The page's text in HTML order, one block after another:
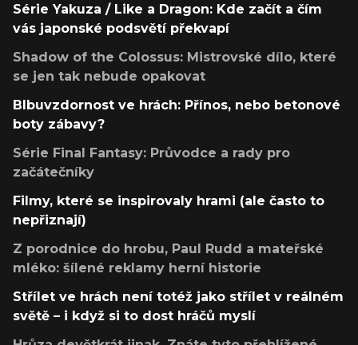
Série Yakuza / Like a Dragon: Kde začít a čím
vás japonské podsvětí překvapí
Shadow of the Colossus: Mistrovské dílo, které
se jen tak nebude opakovat
Blbuvzdornost ve hrách: Přínos, nebo betonové
boty zábavy?
Série Final Fantasy: Průvodce a rady pro
začátečníky
Filmy, které se inspirovaly hrami (ale často to
nepřiznají)
Z porodnice do hrobu, Paul Rudd a mateřské
mléko: šílené reklamy herní historie
Střílet ve hrách není totéž jako střílet v reálném
světě – i když si to dost hráčů myslí